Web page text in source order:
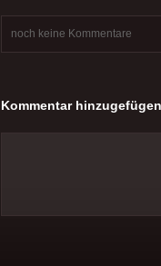
noch keine Kommentare
Kommentar hinzugefügen